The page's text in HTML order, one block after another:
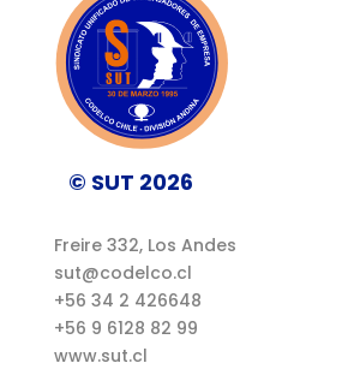
© SUT 2026
Freire 332, Los Andes
sut@codelco.cl
+56 34 2 426648
+56 9 6128 82 99
www.sut.cl